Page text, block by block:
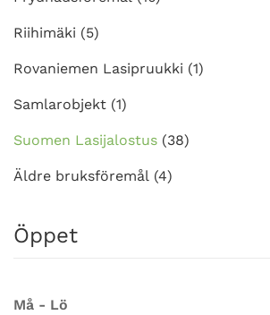
Riihimäki (5)
Rovaniemen Lasipruukki (1)
Samlarobjekt (1)
Suomen Lasijalostus (38)
Äldre bruksföremål (4)
Öppet
Må - Lö